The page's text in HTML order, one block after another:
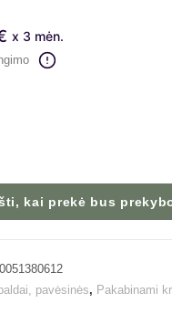
x 3 mėn.
kai prekė bus
pavėsinės, Pakabinami